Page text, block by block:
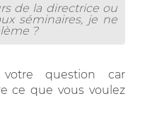
de la directrice ou
séminaires, je ne
?
votre question car
ce que vous voulez